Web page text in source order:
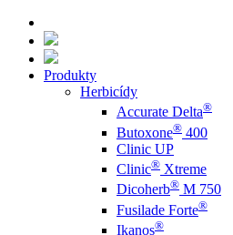
Produkty
Herbicídy
Accurate Delta®
Butoxone® 400
Clinic UP
Clinic® Xtreme
Dicoherb® M 750
Fusilade Forte®
Ikanos®